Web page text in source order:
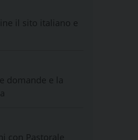
il sito italiano e
domande e la
con Pastorale